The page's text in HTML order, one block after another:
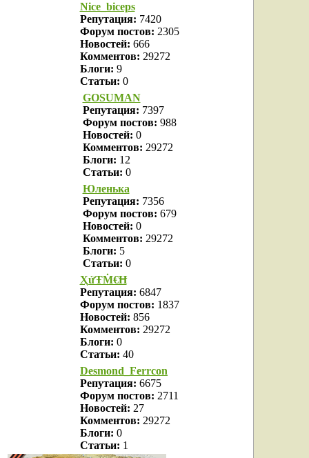
Nice_biceps
Репутация: 7420
Форум постов: 2305
Новостей: 666
Комментов: 29272
Блоги: 9
Статьи: 0
GOSUMAN
Репутация: 7397
Форум постов: 988
Новостей: 0
Комментов: 29272
Блоги: 12
Статьи: 0
Юленька
Репутация: 7356
Форум постов: 679
Новостей: 0
Комментов: 29272
Блоги: 5
Статьи: 0
ҲửŦṀ€Ħ
Репутация: 6847
Форум постов: 1837
Новостей: 856
Комментов: 29272
Блоги: 0
Статьи: 40
Desmond_Ferrcon
Репутация: 6675
Форум постов: 2711
Новостей: 27
Комментов: 29272
Блоги: 0
Статьи: 1